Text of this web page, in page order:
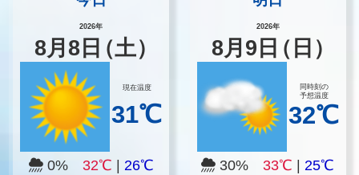
2026年
8月8 日（土）
現在温度
31℃
0% 32℃ 26℃
2026年
8月 9 日（日）
同時刻の
予想温度
32℃
30% 33℃ |25℃